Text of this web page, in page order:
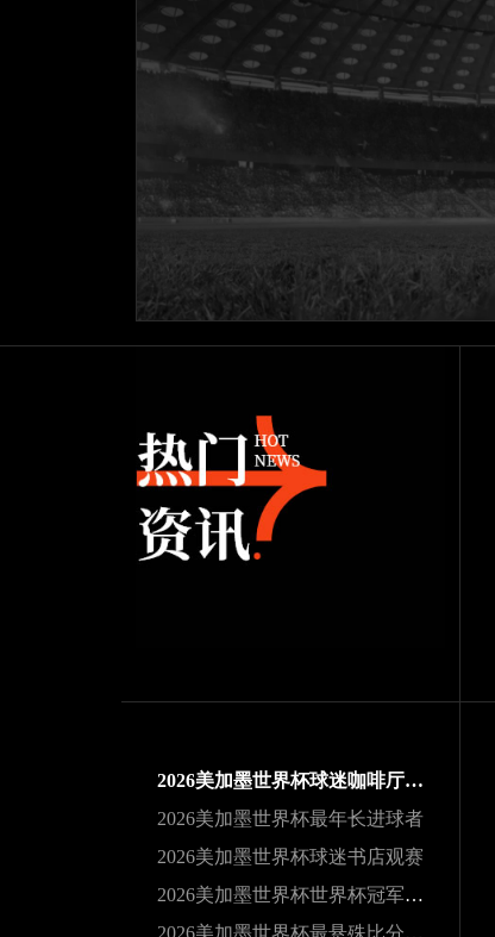
2026美加墨世界杯球迷咖啡厅观赛
2026美加墨世界杯最年长进球者
2026美加墨世界杯球迷书店观赛
2026美加墨世界杯世界杯冠军巡礼
2026美加墨世界杯最悬殊比分纪录